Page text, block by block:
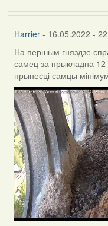
Harrier- 16.05.2022 -
На першым гняздзе
самец за прыкладна 12
прынесці самцы